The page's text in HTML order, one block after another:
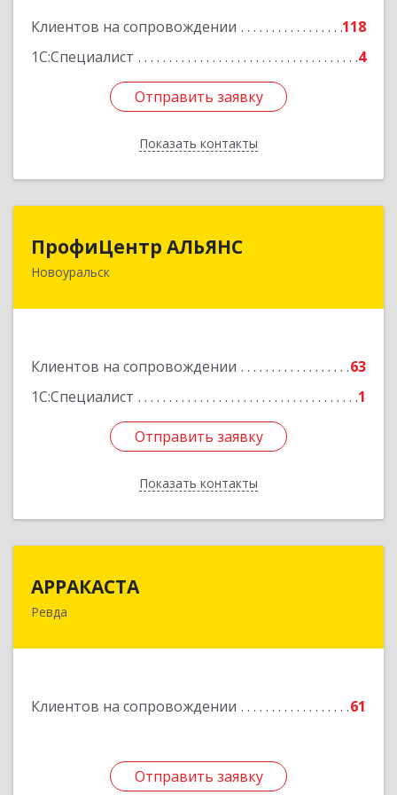
Клиентов на сопровождении
118
1С:Специалист
4
Отправить заявку
Показать контакты
Отправить заявку
Назад
ПрофиЦентр АЛЬЯНС
Новоуральск
Клиентов на сопровождении
63
1С:Специалист
1
Отправить заявку
Показать контакты
624133, Свердловская обл, Новоуральск г, Льва
Отправить заявку
Назад
АРРАКАСТА
Ревда
Клиентов на сопровождении 61
Отправить заявку
623286, Свердловская обл, Ревда г, Азина ул,
Отправить заявку